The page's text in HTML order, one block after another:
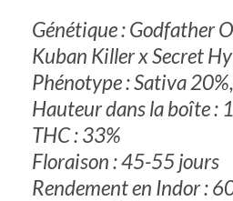
Génétique : Godfather
Kuban Killer x Secret
Phénotype : Sativa
Hauteur dans la boîte :
THC : 33%
Floraison : 45-55 jours
Rendement en Indor :